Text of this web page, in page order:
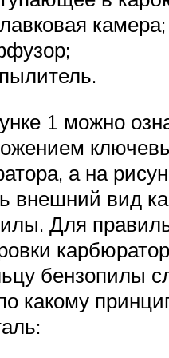
камера;
1 можно
а на
внешний вид
Для
бензопилы
какому